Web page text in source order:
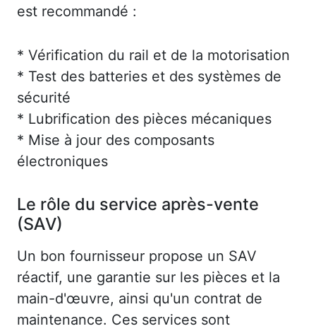
est recommandé :
* Vérification du rail et de la motorisation
* Test des batteries et des systèmes de
sécurité
* Lubrification des pièces mécaniques
* Mise à jour des composants
électroniques
Le rôle du service après-vente
(SAV)
Un bon fournisseur propose un SAV
réactif, une garantie sur les pièces et la
main-d'œuvre, ainsi qu'un contrat de
maintenance. Ces services sont